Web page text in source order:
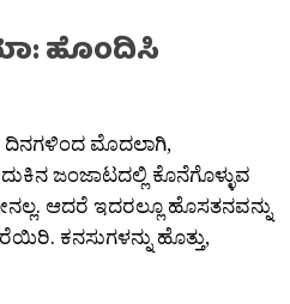
ಹೊಂದಿಸಿ
ಮೊದಲಾಗಿ,
ಜಂಜಾಟದಲ್ಲಿ ಕೊನೆಗೊಳ್ಳುವ
ಆದರೆ ಇದರಲ್ಲೂ ಹೊಸತನವನ್ನು
ಕನಸುಗಳನ್ನು ಹೊತ್ತು,